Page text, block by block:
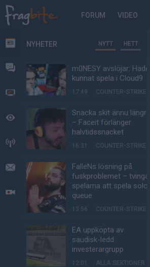
FORUM VIDEO
NYHETER
FORUM
VIDEO
BEVAKAT
HÄNDELSER
MEDDELANDEN
LIVESÄNDNINGAR
NYHETER NYTT HETT
m0NESY avslöjar: Hade
kunnat spela i Cloud9
17:49 COUNTER-STRIKE
Snacka skit ännu längre
– Faceit förlänger
halvtidssnacket
16:31 COUNTER-STRIKE
FalleNs lösning på
fuskproblemet – tvinga
spelarna att spela solo-
queue
13:56 COUNTER-STRIKE
EA uppköpta av
saudisk-ledd
investerargrupp
12:01 ALLA SEKTIONER